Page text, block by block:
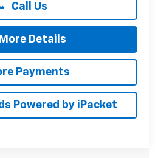
Call Us
Details
Payments
Powered by iPacket